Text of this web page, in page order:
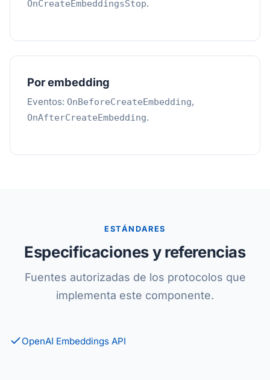
OnCreateEmbeddingsStop.
Por embedding
Eventos: OnBeforeCreateEmbedding,
OnAfterCreateEmbedding.
ESTÁNDARES
Especificaciones y referencias
Fuentes autorizadas de los protocolos que
implementa este componente.
OpenAI Embeddings API